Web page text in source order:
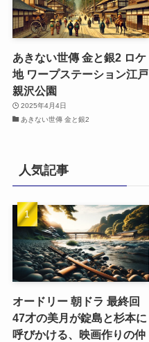
あきない世傳 金と銀2 ロケ
地 ワープステーション江戸
親沢公園
2025年4月4日
あきない世傳 金と銀2
人気記事
オードリー 朝ドラ 最終回
47才の美月が錠島と杉本に
呼びかける、映画作りの仲